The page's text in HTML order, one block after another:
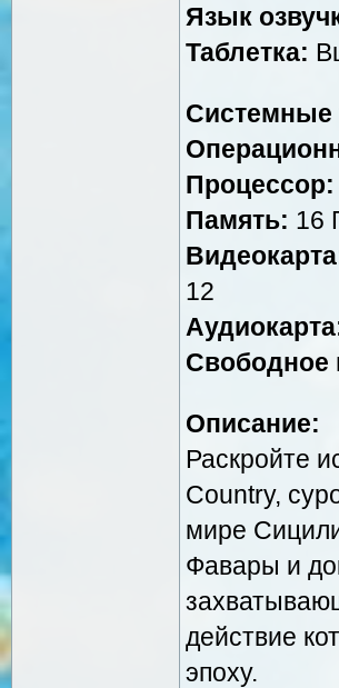
Язык
Таблетка:
Системные
Процессор:
Память: 16
12
Свободное
Описание:
Раскройте
Country,
мире
Фавары и
действие
эпоху.